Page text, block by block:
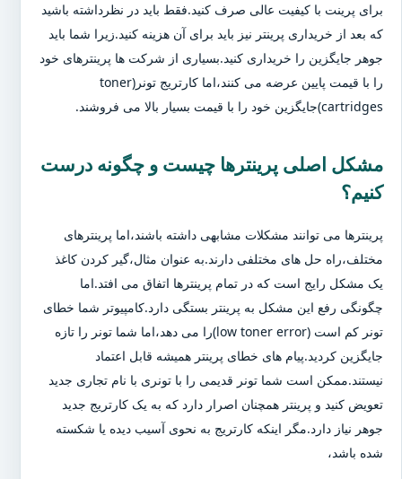
برای پرینت با کیفیت عالی صرف کنید.فقط باید در نظرداشته باشید
که بعد از خریداری پرینتر نیز باید برای آن هزینه کنید.زیرا شما باید
جوهر جایگزین را خریداری کنید.بسیاری از شرکت ها پرینترهای خود
را با قیمت پایین عرضه می کنند،اما کارتریج تونر(toner
cartridges)جایگزین خود را با قیمت بسیار بالا می فروشند.
مشکل اصلی پرینترها چیست و چگونه درست
کنیم؟
پرینترها می توانند مشکلات مشابهی داشته باشند،اما پرینترهای
مختلف،راه حل های مختلفی دارند.به عنوان مثال،گیر کردن کاغذ
یک مشکل رایج است که در تمام پرینترها اتفاق می افتد.اما
چگونگی رفع این مشکل به پرینتر بستگی دارد.کامپیوتر شما خطای
تونر کم است (low toner error)را می دهد،اما شما تونر را تازه
جایگزین کردید.پیام های خطای پرینتر همیشه قابل اعتماد
نیستند.ممکن است شما تونر قدیمی را با تونری با نام تجاری جدید
تعویض کنید و پرینتر همچنان اصرار دارد که به یک کارتریج جدید
جوهر نیاز دارد.مگر اینکه کارتریج به نحوی آسیب دیده یا شکسته
شده باشد،